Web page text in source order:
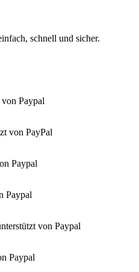
schnell und sicher.
Paypal
von PayPal
Paypal
Paypal
von Paypal
Paypal